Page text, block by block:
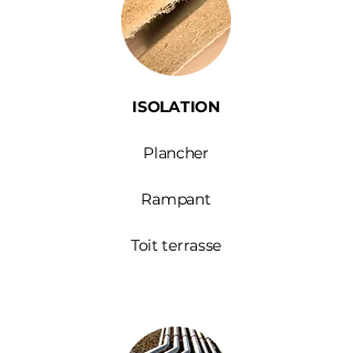
ISOLATION
Plancher
Rampant
Toit terrasse